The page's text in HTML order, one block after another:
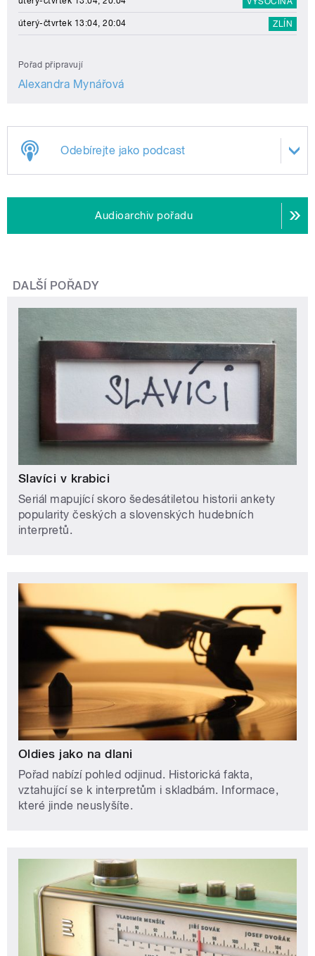
úterý-čtvrtek 13:04, 20:04 ZLÍN
Pořad připravují
Alexandra Mynářová
Odebírejte jako podcast
Audioarchiv pořadu
DALŠÍ POŘADY
Slavíci v krabici
Seriál mapující skoro šedesátiletou historii ankety
popularity českých a slovenských hudebních
interpretů.
Oldies jako na dlani
Pořad nabízí pohled odjinud. Historická fakta,
vztahující se k interpretům i skladbám. Informace,
které jinde neuslyšíte.